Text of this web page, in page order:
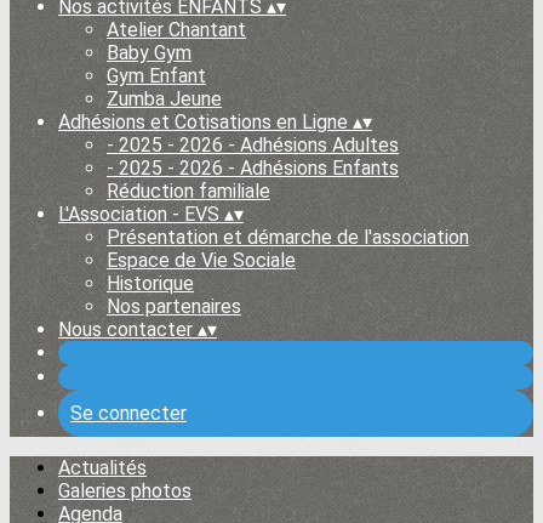
Nos activités ENFANTS ▴▾
Atelier Chantant
Baby Gym
Gym Enfant
Zumba Jeune
Adhésions et Cotisations en Ligne ▴▾
- 2025 - 2026 - Adhésions Adultes
- 2025 - 2026 - Adhésions Enfants
Réduction familiale
L'Association - EVS▴▾
Présentation et démarche de l'association
Espace de Vie Sociale
Historique
Nos partenaires
Nous contacter▴▾
Se connecter
Actualités
Galeries photos
Agenda